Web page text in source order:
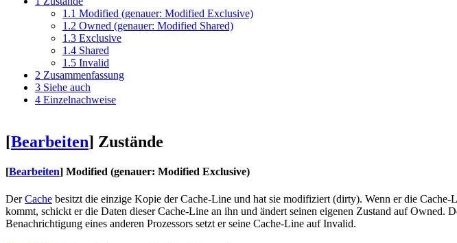
1.1 Modified (genauer: Modified Exclusive)
1.2 Owned (genauer: Modified Shared)
1.3 Exclusive
1.4 Shared
1.5 Invalid
2 Zusammenfassung
3 Siehe auch
4 Einzelnachweise
[Bearbeiten] Zustände
[Bearbeiten] Modified (genauer: Modified Exclusive)
DerCache besitzt die einzige Kopie der Cache-Line und hat sie modifiziert (dirty). Wenn er die
kommt, schickt er die Daten dieser Cache-Line an ihn und ändert seinen eigenen Zustand auf Owned.
Benachrichtigung eines anderen Prozessors setzt er seine Cache-Line auf Invalid.